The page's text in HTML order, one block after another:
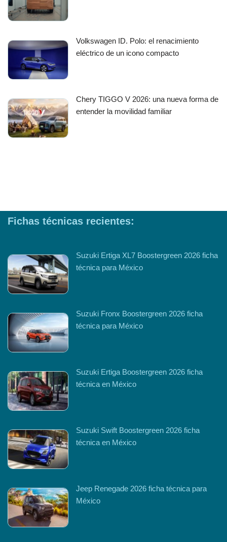
Volkswagen ID. Polo: el renacimiento
eléctrico de un icono compacto
Chery TIGGO V 2026: una nueva forma de
entender la movilidad familiar
Fichas técnicas recientes:
Suzuki Ertiga XL7 Boostergreen 2026 ficha
técnica para México
Suzuki Fronx Boostergreen 2026 ficha
técnica para México
Suzuki Ertiga Boostergreen 2026 ficha
técnica en México
Suzuki Swift Boostergreen 2026 ficha
técnica en México
Jeep Renegade 2026 ficha técnica para
México